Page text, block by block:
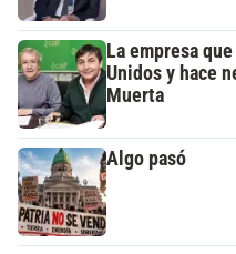
La empresa
Unidos y hace
Muerta
Algo pasó